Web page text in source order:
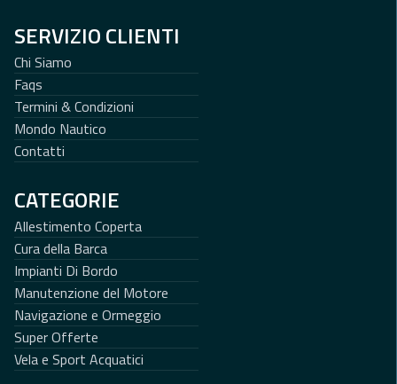
SERVIZIO CLIENTI
Chi Siamo
Faqs
Termini & Condizioni
Mondo Nautico
Contatti
CATEGORIE
Allestimento Coperta
Cura della Barca
Impianti Di Bordo
Manutenzione del Motore
Navigazione e Ormeggio
Super Offerte
Vela e Sport Acquatici